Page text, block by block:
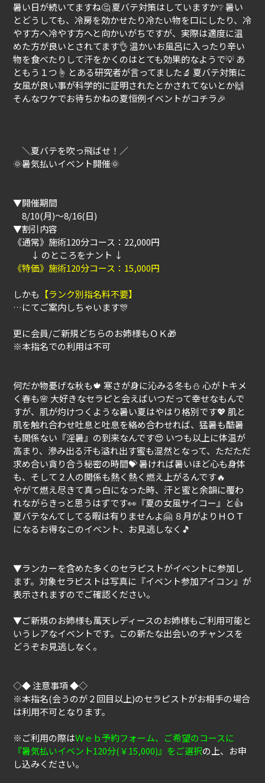
暑い日が続いてますね🤔 夏バテ対策はしていますか❔ 暑い
とどうしても、冷房を効かせたり冷たい物を口にしたり、冷
やす方へ冷やす方へと向かいがちですが、実際は適度に温
めた方が良いとされてます👌 温かいお風呂に入ったり辛い
物を食べたりして汗をかくのはとても効果的なようで💡 あ
ともう１つ☝ とある研究者が言ってました🔬 夏バテ対策に
女風が良い事が科学的に証明されたとかされてないとか🙌
そんなワケでお待ちかねの夏恒例イベントがコチラ🎉
＼夏バテを吹っ飛ばせ！／
🌞暑気払いイベント開催🌞
▼開催期間
8/10(月)～8/16(日)
▼割引内容
《通常》施術120分コース：22,000円
↓ のところをナント ↓
《特価》施術120分コース：15,000円
しかも 【ランク別指名料不要】
…にてご案内しちゃいます🎊
更に会員/ご新規どちらのお姉様もＯＫ🎁
※本指名での利用は不可
何だか物憂げな秋も🍁 寒さが身に沁みる冬も⛄ 心がトキメ
く春も🌸 大好きなセラピと会えばいつだって幸せなもんで
すが、肌が灼けつくような暑い夏はやはり格別です💖 肌と
肌を触れ合わせ吐息と吐息を絡め合わせれば、猛暑も酷暑
も関係ない『淫暑』の到来なんです😍 いつも以上に体温が
高まり、滲み出る汗も溢れ出す蜜も混然となって、ただただ
求め合い貪り合う秘密の時間💝 暑ければ暑いほど心も身体
も、そして２人の関係も熱く熱く燃え上がるんです🔥
やがて燃え尽きて真っ白になった時、汗と蜜と余韻に覆わ
れながらきっと思うはずです👀『夏の女風サイコー』と👍
夏バテなんてしてる暇は有りませんよ🤗 ８月がよりＨＯＴ
になるお得なこのイベント、お見逃しなく🎵
▼ランカーを含めた多くのセラピストがイベントに参加し
ます。対象セラピストは写真に『イベント参加アイコン』が
表示されますのでご確認ください。
▼ご新規のお姉様も萬天レディースのお姉様もご利用可能と
いうレアなイベントです。この新たな出会いのチャンスを
どうぞお見逃しなく。
◇◆ 注意事項 ◆◇
※本指名(会うのが２回目以上)のセラピストがお相手の場合
は利用不可となります。
※ご利用の際はＷｅｂ予約フォーム、ご希望のコースに
『暑気払いイベント120分(￥15,000)』をご選択の上、お申
し込みください。